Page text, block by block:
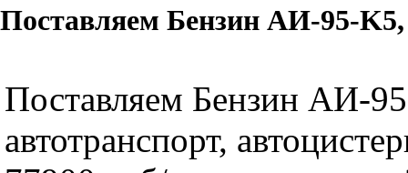
Поставляем Бензин АИ-95-K5,
Поставляем Бензин АИ-
автотранспорт,